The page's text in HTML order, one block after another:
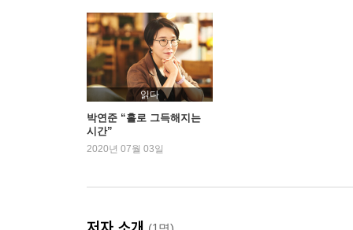
빙하기
물빛, 정오
나무의 약력
2부 창백한 잠
이게 다예요
일요일
창백한 잠
읽다
박연준 “홀로 그득해지는
시간”
2020년 07월 03일